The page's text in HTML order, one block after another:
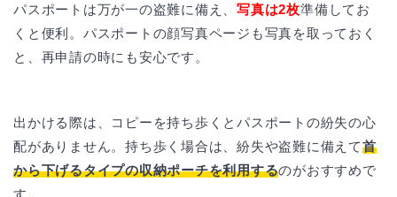
パスポートは万が一の盗難に備え、写真は2枚準備してお
くと便利。パスポートの顔写真ページも写真を取っておく
と、再申請の時にも安心です。
出かける際は、コピーを持ち歩くとパスポートの紛失の心
配がありません。持ち歩く場合は、紛失や盗難に備えて首
から下げるタイプの収納ポーチを利用するのがおすすめで
す。